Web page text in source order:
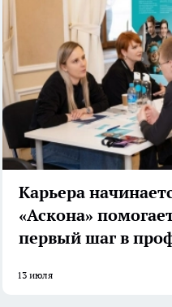
Карьера
«Аскона»
первый шаг в
13 июля